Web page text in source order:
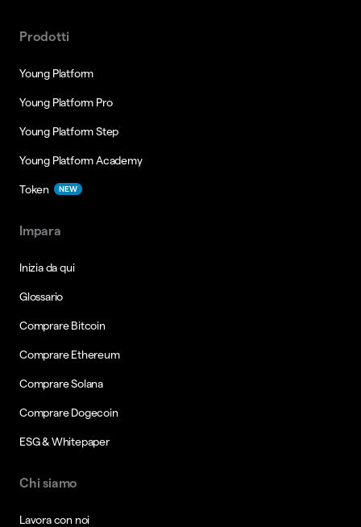
Prodotti
Young Platform
Young Platform Pro
Young Platform Step
Young Platform Academy
Token NEW
Impara
Inizia da qui
Glossario
Comprare Bitcoin
Comprare Ethereum
Comprare Solana
Comprare Dogecoin
ESG & Whitepaper
Chi siamo
Lavora con noi